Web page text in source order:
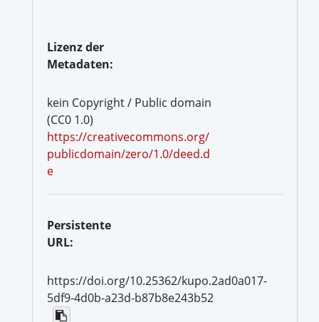
Lizenz der
Metadaten:
kein Copyright / Public domain
(CC0 1.0)
https://creativecommons.org/
publicdomain/zero/1.0/deed.d
e
Persistente
URL:
https://doi.org/10.25362/kupo.2ad0a017-
5df9-4d0b-a23d-b87b8e243b52